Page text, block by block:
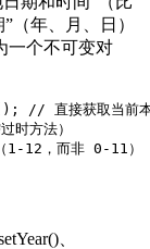
（年、月、日）
一个不可变对
// 直接获取当前本
方法）
12，而非 0-11）
、